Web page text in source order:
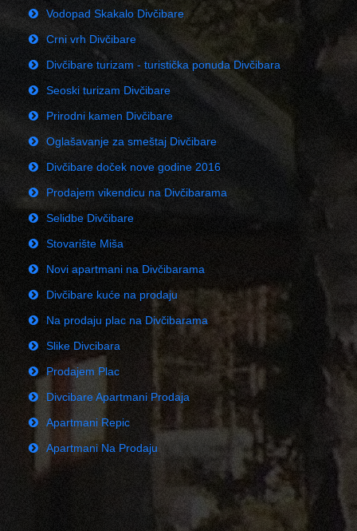
Vodopad Skakalo Divčibare
Crni vrh Divčibare
Divčibare turizam - turistička ponuda Divčibara
Seoski turizam Divčibare
Prirodni kamen Divčibare
Oglašavanje za smeštaj Divčibare
Divčibare doček nove godine 2016
Prodajem vikendicu na Divčibarama
Selidbe Divčibare
Stovarište Miša
Novi apartmani na Divčibarama
Divčibare kuće na prodaju
Na prodaju plac na Divčibarama
Slike Divcibara
Prodajem Plac
Divcibare Apartmani Prodaja
Apartmani Repic
Apartmani Na Prodaju